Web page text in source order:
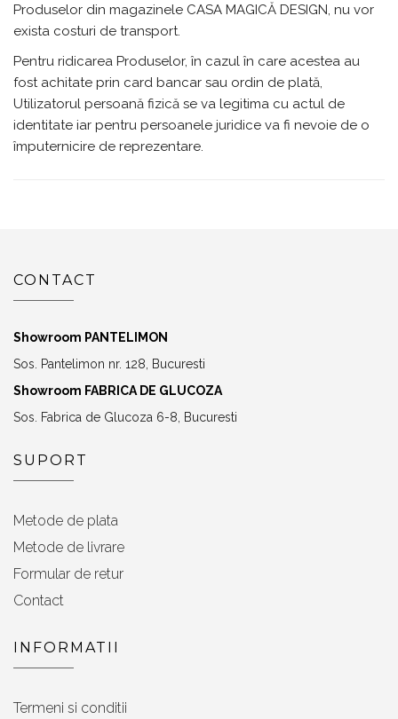
Produselor din magazinele CASA MAGICĂ DESIGN, nu vor
exista costuri de transport.
Pentru ridicarea Produselor, în cazul în care acestea au
fost achitate prin card bancar sau ordin de plată,
Utilizatorul persoană fizică se va legitima cu actul de
identitate iar pentru persoanele juridice va fi nevoie de o
împuternicire de reprezentare.
CONTACT
Showroom PANTELIMON
Sos. Pantelimon nr. 128, Bucuresti
Showroom FABRICA DE GLUCOZA
Sos. Fabrica de Glucoza 6-8, Bucuresti
SUPORT
Metode de plata
Metode de livrare
Formular de retur
Contact
INFORMATII
Termeni si conditii